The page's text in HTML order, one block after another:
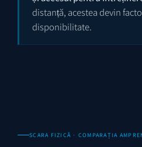
distanță, acestea devin
disponibilitate.
SCARA FIZICĂ · COMPARAȚIA